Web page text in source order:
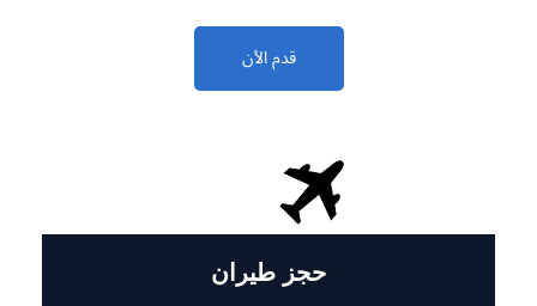
قدم الأن
حجز طيران